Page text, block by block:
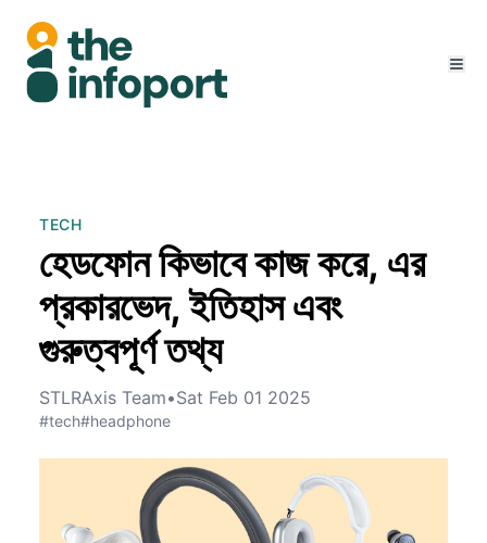
TECH
হেডফোন কিভাবে কাজ করে, এর
প্রকারভেদ, ইতিহাস এবং
গুরুত্বপূর্ণ তথ্য
STLRAxis Team•Sat Feb 01 2025
#tech#headphone